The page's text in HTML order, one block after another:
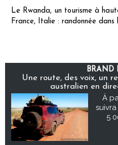
Le Rwanda, un tourisme à
France, Italie : randonnée
BRAND
Une route, des voix, un
australien en
À
5